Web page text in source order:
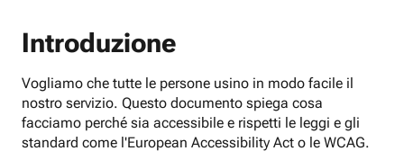
Introduzione
Vogliamo che tutte le persone usino in modo facile il
nostro servizio. Questo documento spiega cosa
facciamo perché sia accessibile e rispetti le leggi e gli
standard come l'European Accessibility Act o le WCAG.